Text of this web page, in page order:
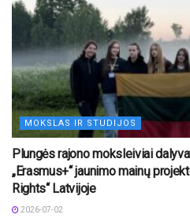
MOKSLAS IR STUDIJOS
Plungės rajono moksleiviai
„Erasmus+“ jaunimo mainų
Rights“ Latvijoje
2026-07-02